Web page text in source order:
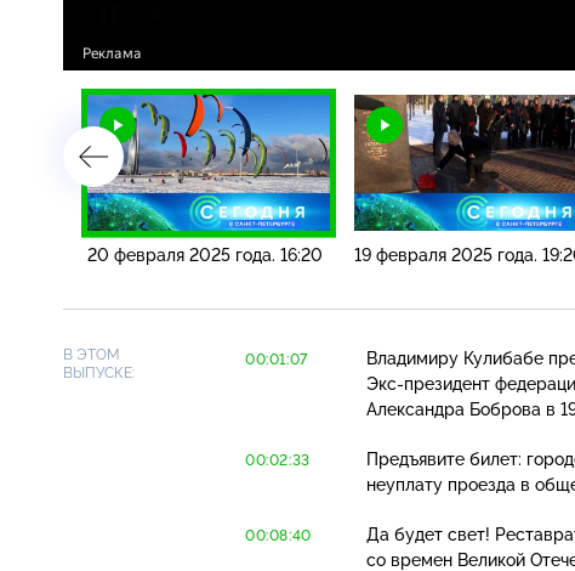
20 февраля 2025 года. 16:20 19 февраля 2025 года.
В ЭТОМ
ВЫПУСКЕ:
00:01:07
Владимиру Кулибабе
Экс-президент
Александра Боброва в
00:02:33
Предъявите билет:
неуплату проезда в
00:08:40
Да будет свет!
со времен Великой